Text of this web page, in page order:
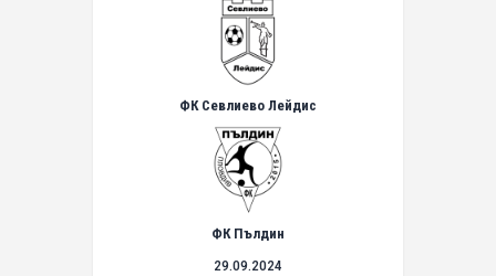
ФК Севлиево Лейдис
ФК Пълдин
29.09.2024